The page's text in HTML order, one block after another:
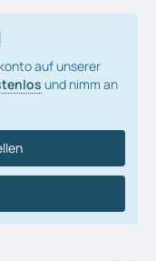
auf unserer
und nimm an